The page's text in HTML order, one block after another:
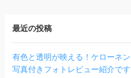
最近の投稿
有色と透明が映える！ケローネ
写真付きフォトレビュー紹介です